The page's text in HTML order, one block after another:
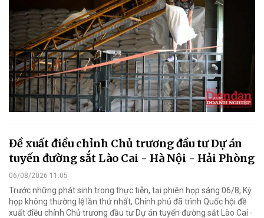
Đề xuất điều chỉnh Chủ trương đầu tư Dự án
tuyến đường sắt Lào Cai - Hà Nội - Hải Phòng
06/08/2026 11:05
Trước những phát sinh trong thực tiễn, tại phiên họp sáng 06/8, Kỳ
họp không thường lệ lần thứ nhất, Chính phủ đã trình Quốc hội đề
xuất điều chỉnh Chủ trương đầu tư Dự án tuyến đường sắt Lào Cai -